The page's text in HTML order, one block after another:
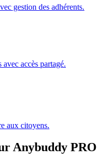
gestion des adhérents.
accès partagé.
aux citoyens.
Anybuddy PRO